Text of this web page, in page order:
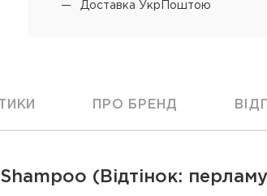
POWER миттєве
Доставка УкрПоштою
ПРО БРЕНД
(Відтінок: